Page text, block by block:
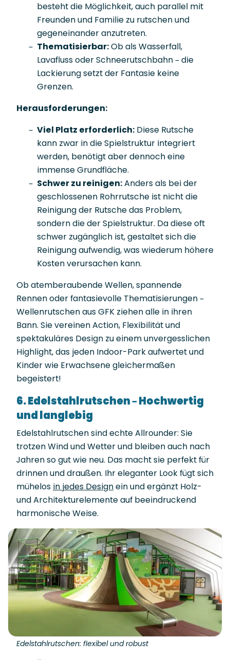
besteht die Möglichkeit, auch parallel mit
Freunden und Familie zu rutschen und
gegeneinander anzutreten.
Thematisierbar:Ob als Wasserfall,
Lavafluss oder Schneerutschbahn – die
Lackierung setzt der Fantasie keine
Grenzen.
Herausforderungen:
Viel Platz erforderlich: Diese Rutsche
kann zwar in die Spielstruktur integriert
werden, benötigt aber dennoch eine
immense Grundfläche.
Schwer zu reinigen:Anders als bei der
geschlossenen Rohrrutsche ist nicht die
Reinigung der Rutsche das Problem,
sondern die der Spielstruktur. Da diese oft
schwer zugänglich ist, gestaltet sich die
Reinigung aufwendig, was wiederum höhere
Kosten verursachen kann.
Ob atemberaubende Wellen, spannende
Rennen oder fantasievolle Thematisierungen –
Wellenrutschen aus GFK ziehen alle in ihren
Bann. Sie vereinen Action, Flexibilität und
spektakuläres Design zu einem unvergesslichen
Highlight, das jeden Indoor-Park aufwertet und
Kinder wie Erwachsene gleichermaßen
begeistert!
6. Edelstahlrutschen – Hochwertig
und langlebig
Edelstahlrutschen sind echte Allrounder: Sie
trotzen Wind und Wetter und bleiben auch nach
Jahren so gut wie neu. Das macht sie perfekt für
drinnen und draußen. Ihr eleganter Look fügt sich
mühelos in jedes Designein und ergänzt Holz-
und Architekturelemente auf beeindruckend
harmonische Weise.
Edelstahlrutschen: flexibel und robust